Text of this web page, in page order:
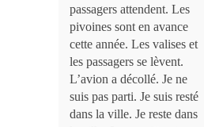
passagers attendent. Les
pivoines sont en avance
cette année. Les valises et
les passagers se lèvent.
L’avion a décollé. Je ne
suis pas parti. Je suis resté
dans la ville. Je reste dans